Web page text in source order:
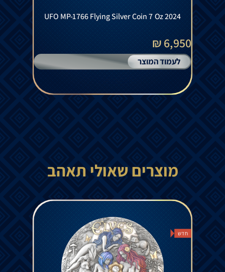
UFO MP-1766 Flying Silver Coin 7 Oz 2024
6,950 ₪
לעמוד המוצר
מוצרים שאולי תאהב
חדש